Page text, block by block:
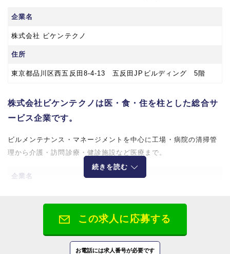
企業名
株式会社 ビケンテクノ
住所
東京都品川区西五反田8‐4‐13 五反田JPビルディング 5階
株式会社ビケンテクノは医・食・住を柱とした総合サ
ービス企業です。
ビルメンテナンス・マネージメントを中心に工場・病院の清掃管
理から介護・訪問診療・健診施設など医療まで。
企業名
【大阪本社】
〒564-0044 大阪府吹田市南金田2-12-1
続きを読む
この求人に応募する
お電話には求人番号が必要です